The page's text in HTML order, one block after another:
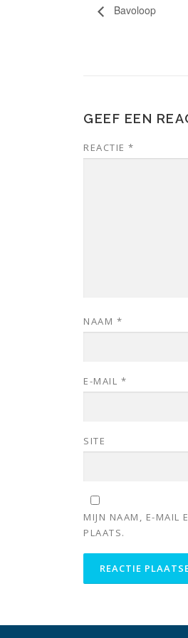
Bavoloop
GEEF EEN
REACTIE *
NAAM *
E-MAIL *
SITE
MIJN NAAM, E-MAIL
PLAATS.